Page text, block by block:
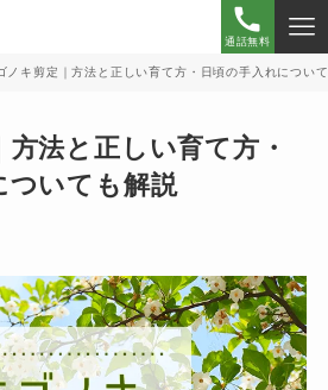
通話無料
ノキ剪定｜方法と正しい育て方・日頃の手入れについ
法と正しい育て方・
ついても解説